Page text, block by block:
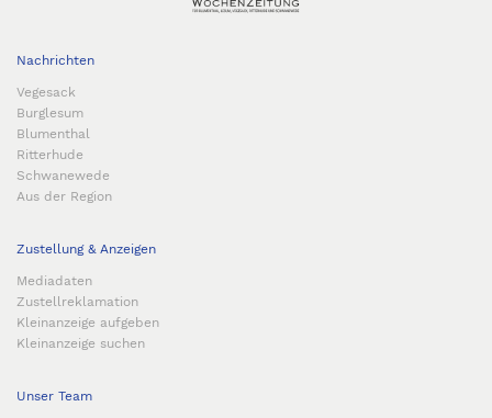
Nachrichten
Vegesack
Burglesum
Blumenthal
Ritterhude
Schwanewede
Aus der Region
Zustellung & Anzeigen
Mediadaten
Zustellreklamation
Kleinanzeige aufgeben
Kleinanzeige suchen
Unser Team